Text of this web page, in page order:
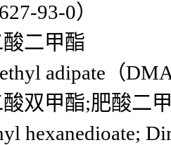
93-0）
二甲酯
adipate（
双甲酯;肥酸二
hexanedioate;